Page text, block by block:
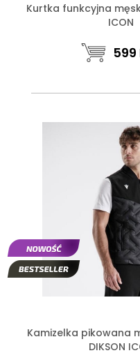
Kurtka funkcyjna
ICON
599
Kamizelka pikowana
DIKSON